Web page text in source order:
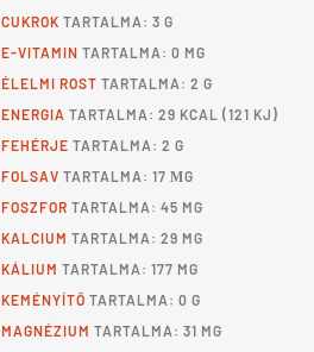
CUKROK TARTALMA: 3 G
E-VITAMIN TARTALMA: 0 MG
ÉLELMI ROST TARTALMA: 2 G
ENERGIA TARTALMA: 29 KCAL (121 KJ)
FEHÉRJE TARTALMA: 2 G
FOLSAV TARTALMA: 17 ΜG
FOSZFOR TARTALMA: 45 MG
KALCIUM TARTALMA: 29 MG
KÁLIUM TARTALMA: 177 MG
KEMÉNYÍTŐ TARTALMA: 0 G
MAGNÉZIUM TARTALMA: 31 MG